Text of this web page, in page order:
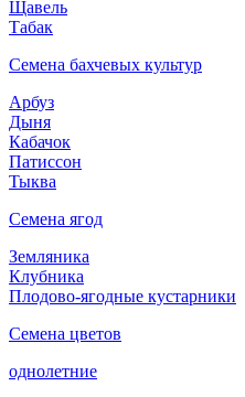
Щавель
Табак
Семена бахчевых культур
Арбуз
Дыня
Кабачок
Патиссон
Тыква
Семена ягод
Земляника
Клубника
Плодово-ягодные кустарники
Семена цветов
однолетние